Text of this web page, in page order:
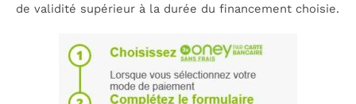
de validité supérieur à la durée du financement choisie.